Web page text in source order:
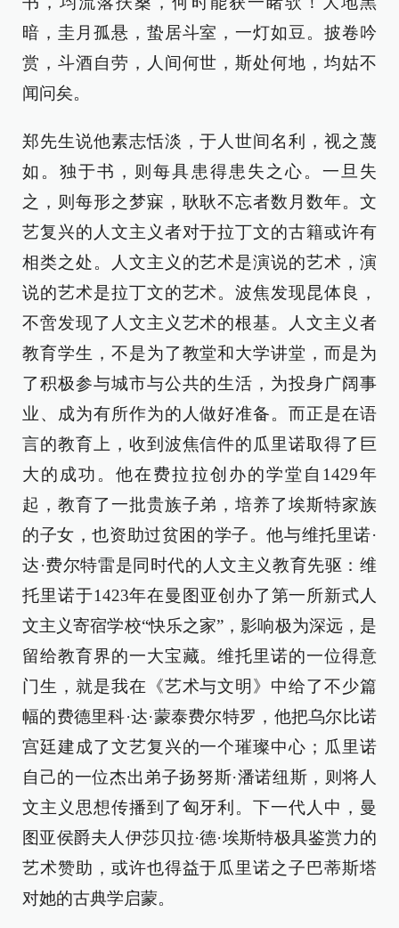
暗，圭月孤悬，蛰居斗室，一灯如豆。披卷吟
赏，斗酒自劳，人间何世，斯处何地，均姑不
闻问矣。
郑先生说他素志恬淡，于人世间名利，视之蔑
如。独于书，则每具患得患失之心。一旦失
之，则每形之梦寐，耿耿不忘者数月数年。文
艺复兴的人文主义者对于拉丁文的古籍或许有
相类之处。人文主义的艺术是演说的艺术，演
说的艺术是拉丁文的艺术。波焦发现昆体良，
不啻发现了人文主义艺术的根基。人文主义者
教育学生，不是为了教堂和大学讲堂，而是为
了积极参与城市与公共的生活，为投身广阔事
业、成为有所作为的人做好准备。而正是在语
言的教育上，收到波焦信件的瓜里诺取得了巨
大的成功。他在费拉拉创办的学堂自1429年
起，教育了一批贵族子弟，培养了埃斯特家族
的子女，也资助过贫困的学子。他与维托里诺·
达·费尔特雷是同时代的人文主义教育先驱：维
托里诺于1423年在曼图亚创办了第一所新式人
文主义寄宿学校“快乐之家”，影响极为深远，是
留给教育界的一大宝藏。维托里诺的一位得意
门生，就是我在《艺术与文明》中给了不少篇
幅的费德里科·达·蒙泰费尔特罗，他把乌尔比诺
宫廷建成了文艺复兴的一个璀璨中心；瓜里诺
自己的一位杰出弟子扬努斯·潘诺纽斯，则将人
文主义思想传播到了匈牙利。下一代人中，曼
图亚侯爵夫人伊莎贝拉·德·埃斯特极具鉴赏力的
艺术赞助，或许也得益于瓜里诺之子巴蒂斯塔
对她的古典学启蒙。